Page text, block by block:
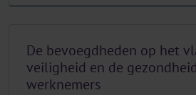
De bevoegdheden op het
veiligheid en de
werknemers